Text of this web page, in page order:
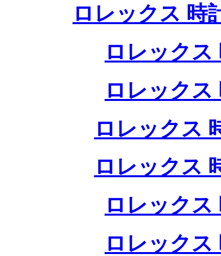
ロレックス 時
ロレックス
ロレックス
ロレックス
ロレックス
ロレックス
ロレックス